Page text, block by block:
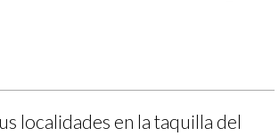
localidades en la taquilla del